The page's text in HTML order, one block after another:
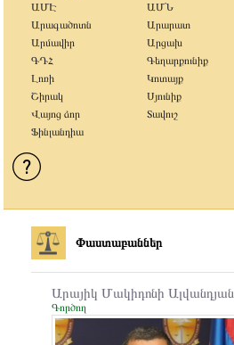
ԱՄԷ
ԱՄՆ
Արագածոտն
Արարատ
Արմավիր
Արցախ
ԳԴՀ
Գեղարքունիք
Լոռի
Կոտայք
Շիրակ
Սյունիք
Վայոց ձոր
Տավուշ
Ֆինլանդիա
Փաստաբաններ
Արայիկ Մակիդոնի Ալվանդյան
Գործող